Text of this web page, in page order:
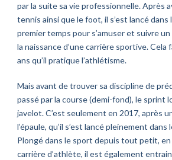
par la suite sa vie professionnelle. Après
tennis ainsi que le foot, il s’est lancé dans
premier temps pour s’amuser et suivre
la naissance d’une carrière sportive.
ans qu’il pratique l’athlétisme.
Mais avant de trouver sa discipline de
passé par la course(demi-fond), le sprint
javelot. C’est seulement en 2017, après
l’épaule, qu’il s’est lancé pleinement
Plongé dans le sport depuis tout petit, en
carrière d’athlète, il est également